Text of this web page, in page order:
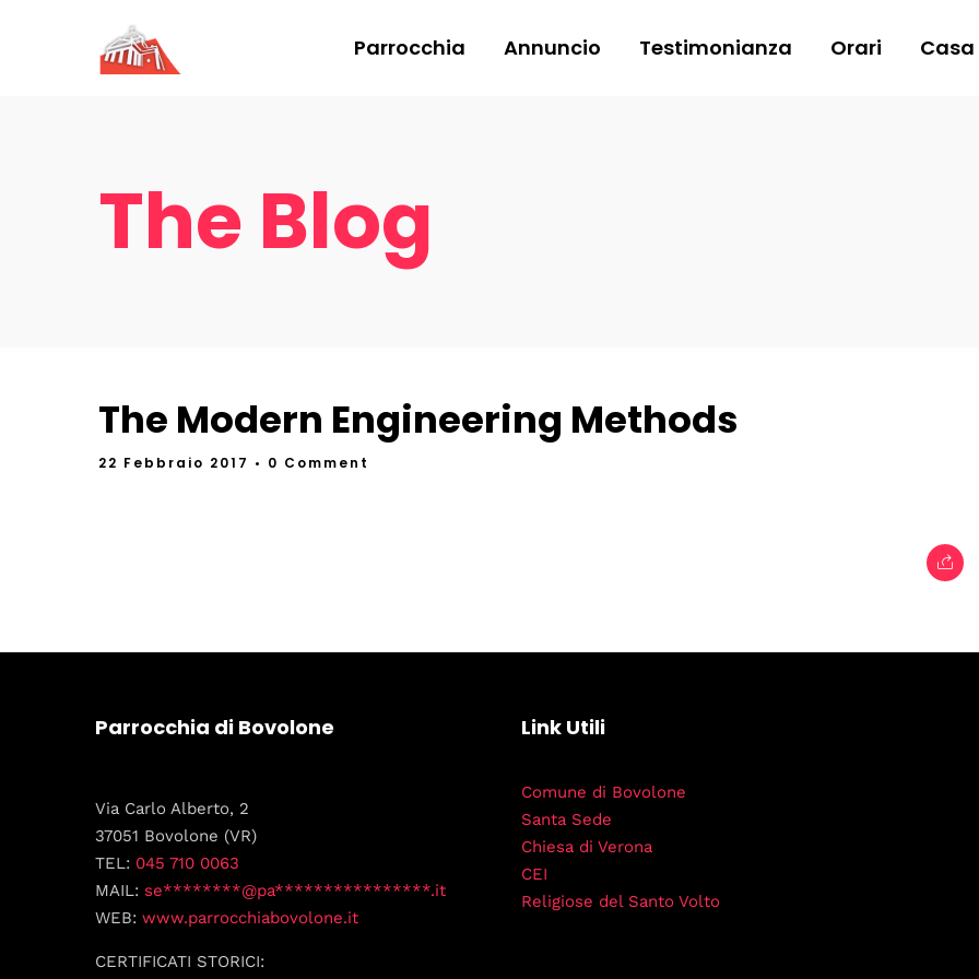
Parrocchia Annuncio Testimonianza Orari
The Blog
The Modern Engineering Methods
22 Febbraio 2017 • 0 Comment
Parrocchia di Bovolone
Via Carlo Alberto, 2
37051 Bovolone (VR)
TEL: 045 710 0063
MAIL: se********@pa****************.it
WEB: www.parrocchiabovolone.it
CERTIFICATI STORICI:
Link Utili
Comune di Bovolone
Santa Sede
Chiesa di Verona
CEI
Religiose del Santo Volto